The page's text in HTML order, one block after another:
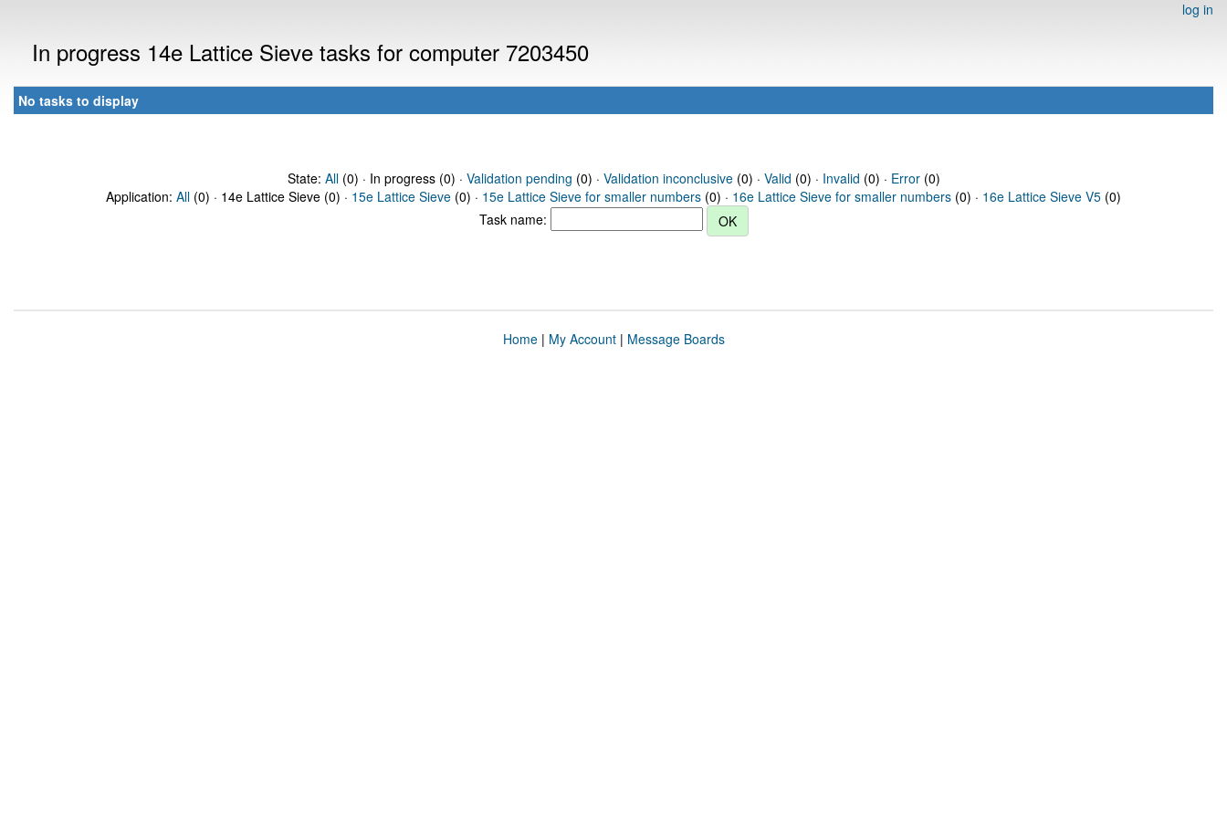
log in
In progress 14e Lattice Sieve tasks for computer 7203450
No tasks to display
State: All(0) · In progress (0) · Validation pending (0) · Validation inconclusive(0) · Valid (0) · Invalid (0) · Error(0)
Application: All (0) · 14e Lattice Sieve (0) · 15e Lattice Sieve (0) · 15e Lattice Sieve for smaller numbers (0) · 16e Lattice Sieve for smaller numbers (0) · 16e Lattice Sieve V5 (0)
Task name:
Home| My Account| Message Boards